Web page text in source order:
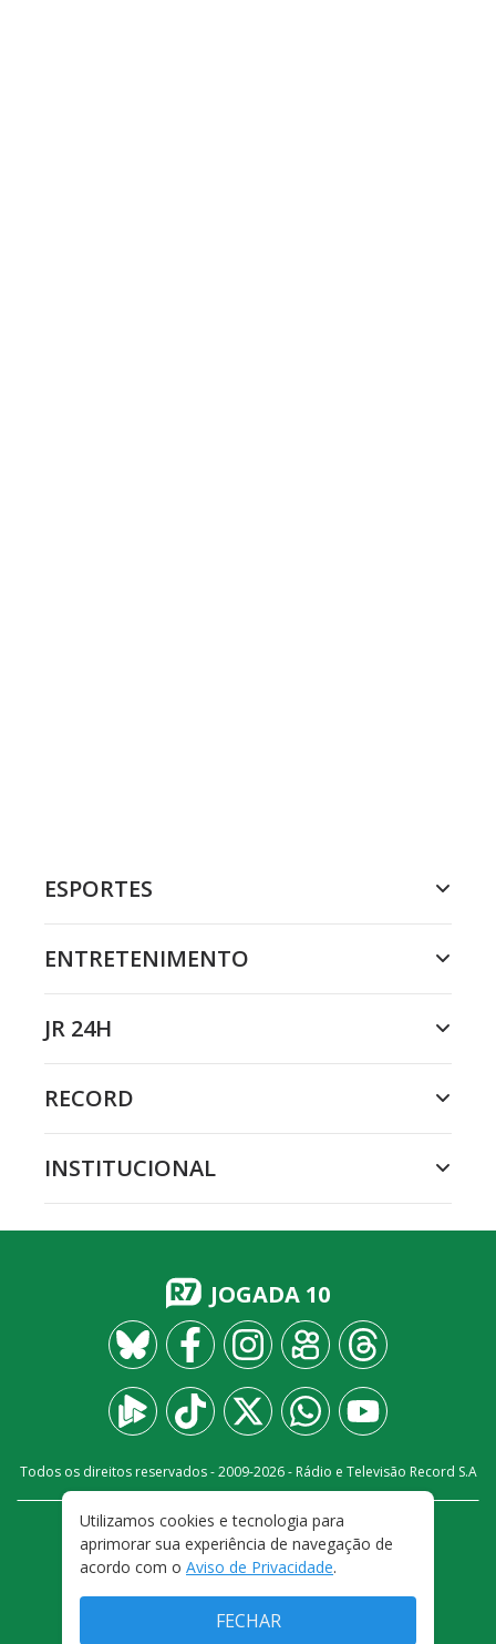
ESPORTES
ENTRETENIMENTO
JR 24H
RECORD
INSTITUCIONAL
JOGADA 10
Todos os direitos reservados - 2009-2026- Rádio e Televisão Record S.A
FALE CONOSCO
PRIVACIDADE
TERMOS E CONDIÇÕES DE USO
Utilizamos cookies e tecnologia para
aprimorar sua experiência de navegação de
acordo com o Aviso de Privacidade.
FECHAR